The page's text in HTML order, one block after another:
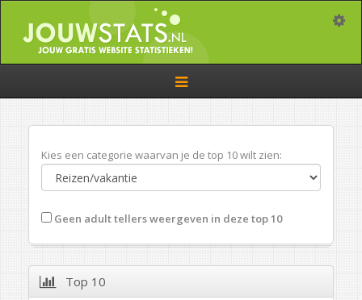
Toggle
navigation
Kies een categorie waarvan je de top 10 wilt zien:
Geen adult tellers weergeven in deze top 10
Top 10